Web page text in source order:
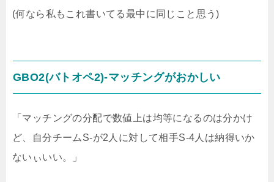
(何なら私もこれ書いてる最中に同じこと思う)
GBO2(バトオペ2)-マッチングがおかしい
「マッチングの分配で数値上は均等になるのは分かけ
ど、自分チームS-が2人に対して相手S-4人は納得いか
ないぃいい。」